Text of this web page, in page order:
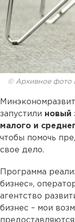
© Архивное фото
запустили новый
малого и
чтобы помочь
свое дело.
Программа
бизнес»,
агентство
бизнес – мои